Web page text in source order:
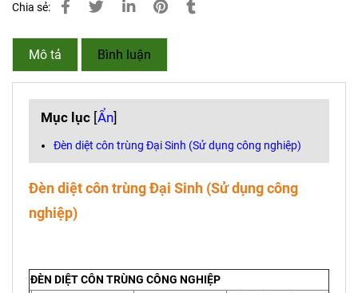
Chia sẻ:
Mô tả Bình luận
Mục lục [Ẩn]
Đèn diệt côn trùng Đại Sinh (Sử dụng công nghiệp)
Đèn diệt côn trùng Đại Sinh (Sử dụng công
nghiệp)
ĐÈN DIỆT CÔN TRÙNG CÔNG NGHIỆP